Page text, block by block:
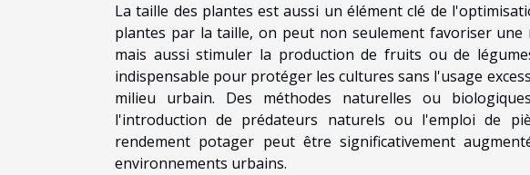
La taille des plantes est aussi un élément clé de
plantes par la taille, on peut non seulement favoriser
mais aussi stimuler la production de fruits ou de
indispensable pour protéger les cultures sans l'usage
milieu urbain. Des méthodes naturelles ou
l'introduction de prédateurs naturels ou l'emploi de
rendement potager peut être significativement
environnements urbains.